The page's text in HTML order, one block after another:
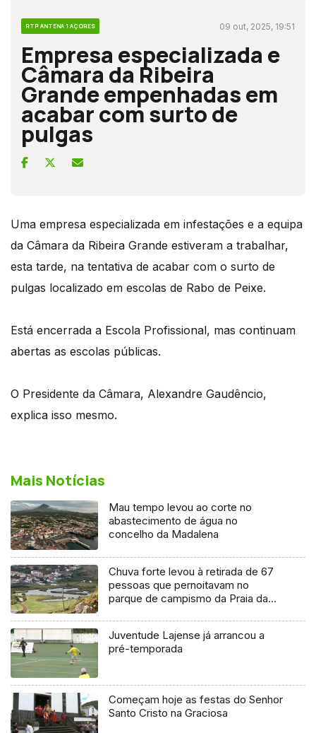
RTP ANTENA 1 AÇORES 09 out, 2025, 19:51
Empresa especializada e
Câmara da Ribeira
Grande empenhadas em
acabar com surto de
pulgas
Uma empresa especializada em infestações e a equipa
da Câmara da Ribeira Grande estiveram a trabalhar,
esta tarde, na tentativa de acabar com o surto de
pulgas localizado em escolas de Rabo de Peixe.
Está encerrada a Escola Profissional, mas continuam
abertas as escolas públicas.
O Presidente da Câmara, Alexandre Gaudêncio,
explica isso mesmo.
Mais Notícias
Mau tempo levou ao corte no
abastecimento de água no
concelho da Madalena
Chuva forte levou à retirada de 67
pessoas que pernoitavam no
parque de campismo da Praia da
Juventude Lajense já arrancou a
pré-temporada
Começam hoje as festas do Senhor
Santo Cristo na Graciosa